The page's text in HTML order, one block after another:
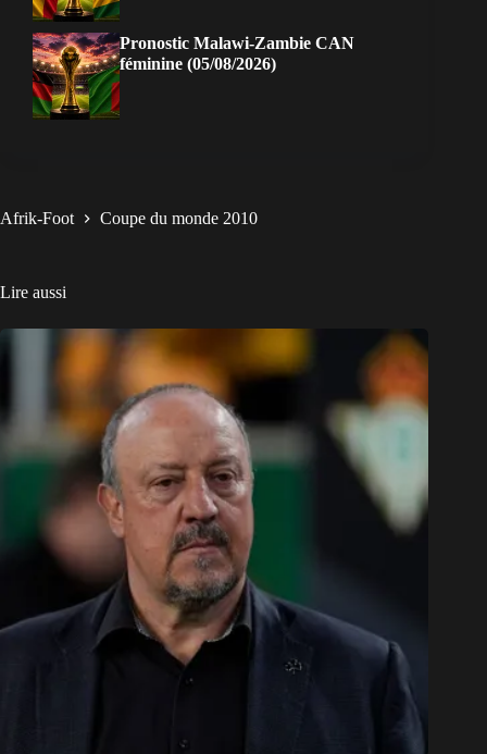
Pronostic Malawi-Zambie CAN
féminine (05/08/2026)
Afrik-Foot Coupe du monde 2010
Lire aussi